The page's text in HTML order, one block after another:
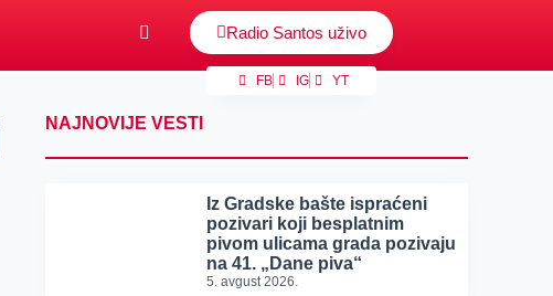
Radio Santos uživo
FB IG YT
NAJNOVIJE VESTI
Iz Gradske bašte ispraćeni
pozivari koji besplatnim
pivom ulicama grada pozivaju
na 41. „Dane piva“
5. avgust 2026.